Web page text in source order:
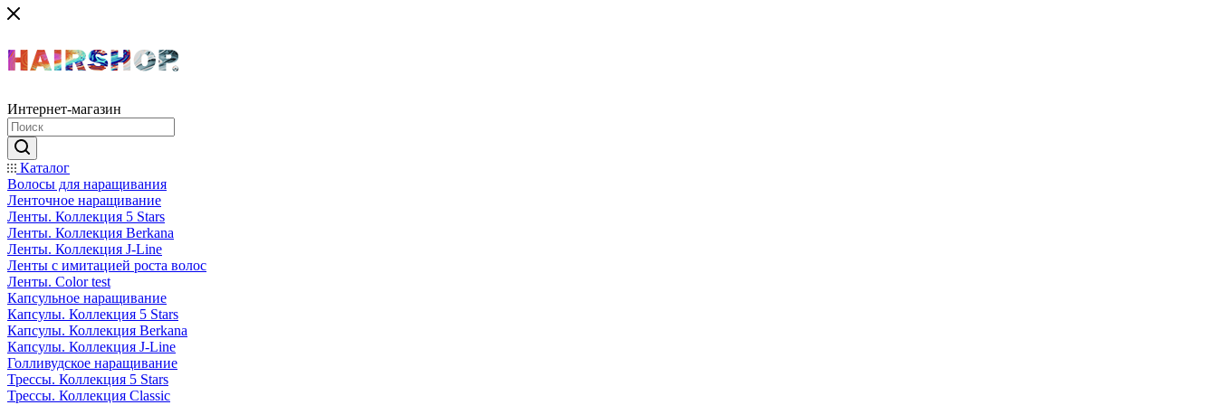
Интернет-магазин
Каталог
Волосы для наращивания
Ленточное наращивание
Ленты. Коллекция 5 Stars
Ленты. Коллекция Berkana
Ленты. Коллекция J-Line
Ленты с имитацией роста волос
Ленты. Color test
Капсульное наращивание
Капсулы. Коллекция 5 Stars
Капсулы. Коллекция Berkana
Капсулы. Коллекция J-Line
Голливудское наращивание
Трессы. Коллекция 5 Stars
Трессы. Коллекция Classic